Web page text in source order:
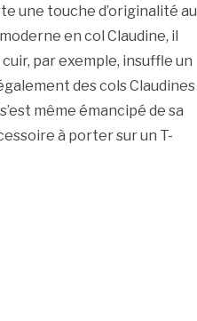
une touche d’originalité au
en col Claudine, il
par exemple, insuffle un
des cols Claudines
même émancipé de sa
à porter sur un T-